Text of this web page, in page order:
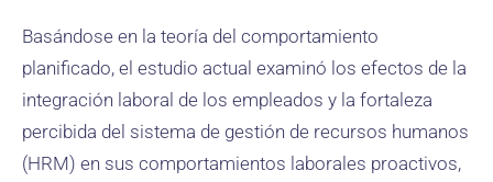
Basándose en la teoría del comportamiento
planificado, el estudio actual examinó los efectos de la
integración laboral de los empleados y la fortaleza
percibida del sistema de gestión de recursos humanos
(HRM) en sus comportamientos laborales proactivos,